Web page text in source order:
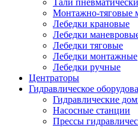
Тали
Монтажно-тяговые
Лебедки крановые
Лебедки
Лебедки тяговые
Лебедки монтажные
Лебедки ручные
Центраторы
Гидравлическое
Гидравлические
Насосные станции
Прессы